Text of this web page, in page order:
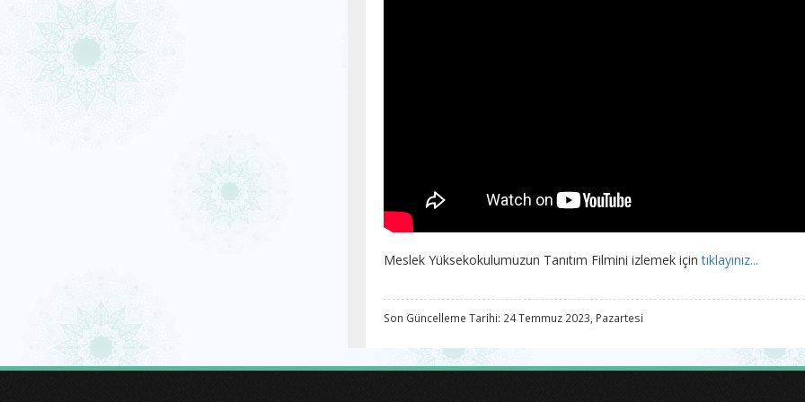
Meslek Yüksekokulumuzun Tanıtım Filmini izlemek içintıklayınız...
Son Güncelleme Tarihi: 24 Temmuz 2023, Pazartesi